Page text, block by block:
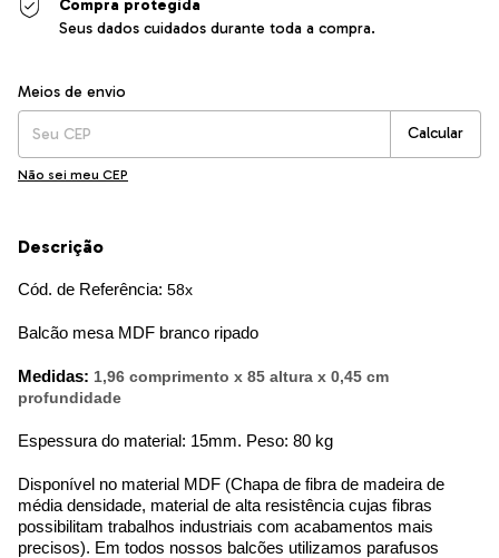
Compra protegida
Seus dados cuidados durante toda a compra.
Entregas para o CEP:
Meios de envio
Calcular
Não sei meu CEP
Descrição
Cód. de Referência: 58x
Balcão mesa MDF branco ripado
Medidas: 1,96 comprimento x 85 altura x 0,45 cm
profundidade
Espessura do material: 15mm. Peso: 80 kg
Disponível no material MDF (Chapa de fibra de madeira de
média densidade, material de alta resistência cujas fibras
possibilitam trabalhos industriais com acabamentos mais
precisos). Em todos nossos balcões utilizamos parafusos